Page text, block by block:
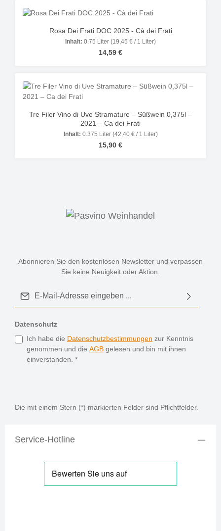
Rosa Dei Frati DOC 2025 - Cà dei Frati
Inhalt: 0.75 Liter (19,45 € / 1 Liter)
Regulärer Preis:
14,59 €
Tre Filer Vino di Uve Stramature – Süßwein 0,375l –
2021 – Ca dei Frati
Inhalt: 0.375 Liter (42,40 € / 1 Liter)
Regulärer Preis:
15,90 €
Abonnieren Sie den kostenlosen Newsletter und verpassen
Sie keine Neuigkeit oder Aktion.
Datenschutz
Ich habe die Datenschutzbestimmungen zur Kenntnis
genommen und die AGB gelesen und bin mit ihnen
einverstanden. *
Die mit einem Stern (*) markierten Felder sind Pflichtfelder.
Service-Hotline